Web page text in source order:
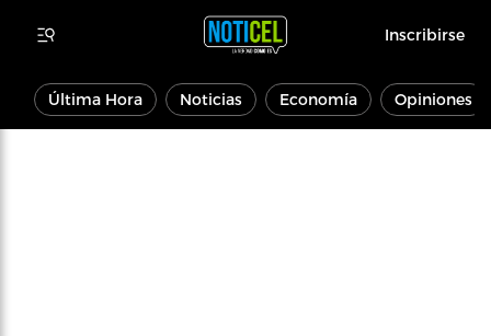
Inscribirse
Última Hora Noticias Economía Opiniones